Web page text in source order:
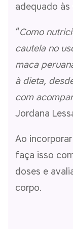
adequado às
“Como
cautela no
maca
à dieta,
com
Jordana
Ao
faça isso
doses e
corpo.